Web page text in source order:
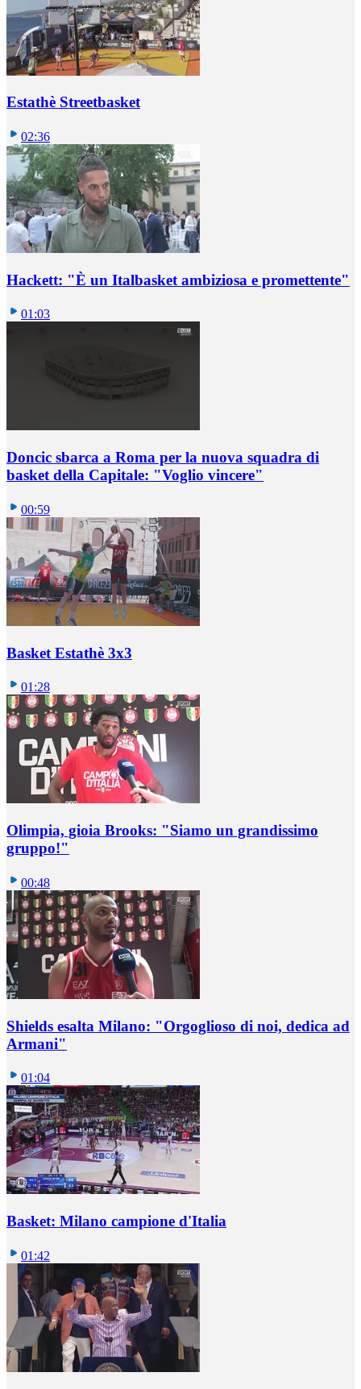
Estathè Streetbasket
02:36
Hackett: "È un Italbasket ambiziosa e promettente"
01:03
Doncic sbarca a Roma per la nuova squadra di
basket della Capitale: "Voglio vincere"
00:59
Basket Estathè 3x3
01:28
Olimpia, gioia Brooks: "Siamo un grandissimo
gruppo!"
00:48
Shields esalta Milano: "Orgoglioso di noi, dedica ad
Armani"
01:04
Basket: Milano campione d'Italia
01:42